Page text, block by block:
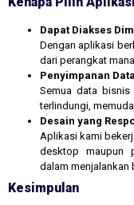
Dapat Diakses
Dengan aplikasi
dari perangkat
Penyimpanan
Semua data
terlindungi,
Desain yang
Aplikasi kami
desktop maupun
dalam menjalankan
Kesimpulan